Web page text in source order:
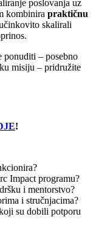
poslovanja uz
kombinira praktičnu
skalirali
ponuditi – posebno
misiju – pridružite
!
Impact programu?
i mentorstvo?
i stručnjacima?
su dobili potporu